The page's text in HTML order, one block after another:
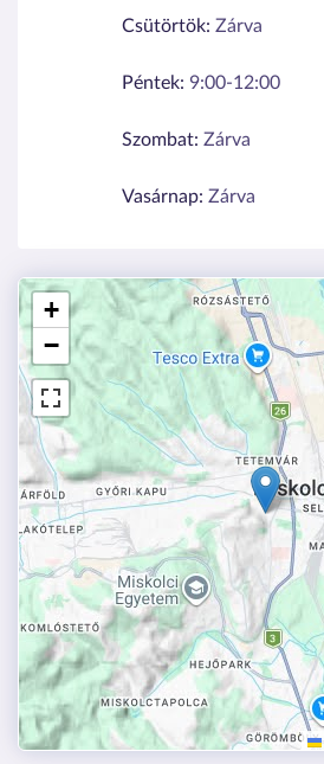
Csütörtök: Zárva
Péntek: 9:00-12:00
Szombat: Zárva
Vasárnap: Zárva
+
−